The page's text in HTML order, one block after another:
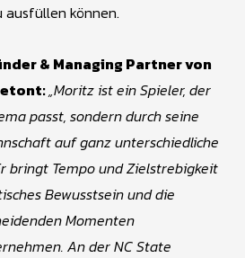
können.
& Managing Partner von
„Moritz ist ein Spieler, der
passt, sondern durch seine
auf ganz unterschiedliche
bringt Tempo und Zielstrebigkeit
Bewusstsein und die
Momenten
An der NC State